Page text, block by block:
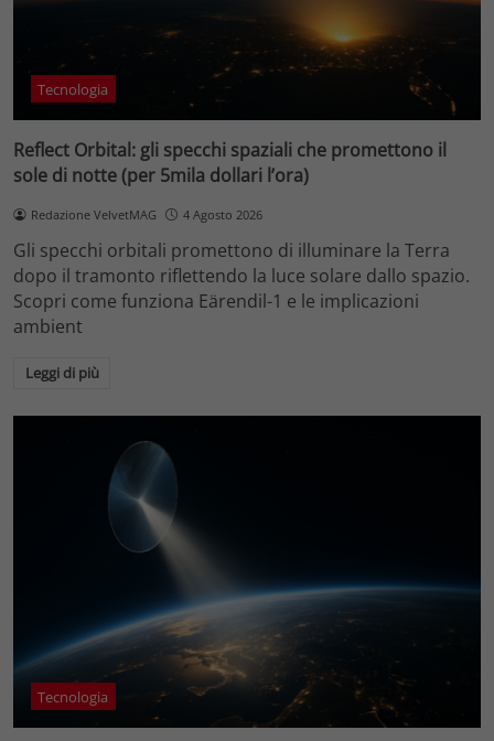
Tecnologia
Reflect Orbital: gli specchi spaziali che promettono il
sole di notte (per 5mila dollari l’ora)
Redazione VelvetMAG 4 Agosto 2026
Gli specchi orbitali promettono di illuminare la Terra
dopo il tramonto riflettendo la luce solare dallo spazio.
Scopri come funziona Eärendil-1 e le implicazioni
ambient
Leggi di più
Tecnologia